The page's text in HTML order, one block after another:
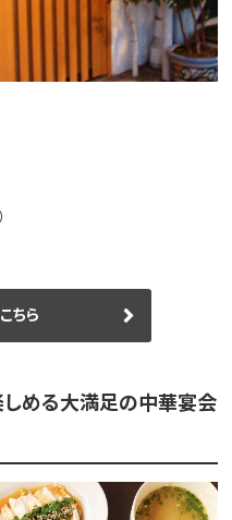
ちら
しめる大満足の中華宴会